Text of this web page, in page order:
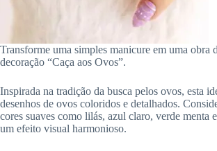
Transforme uma simples manicure em uma obra
decoração “Caça aos Ovos”.
Inspirada na tradição da busca pelos ovos, esta
desenhos de ovos coloridos e detalhados.
cores suaves como lilás, azul claro, verde menta
um efeito visual harmonioso.